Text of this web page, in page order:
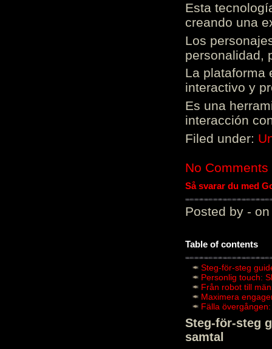
Esta
creando una
Los
personalidad,
La plataforma
interactivo y
Es una
interacción
Filed under:
No Comments
Så svarar du med
Posted by - on
Table of contents
Steg-för-steg
Personlig touch:
Från robot till
Maximera
Fälla
Steg-för-steg
samtal